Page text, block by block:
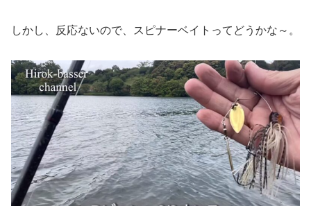
しかし、反応ないので、スピナーベイトってどうかな～。